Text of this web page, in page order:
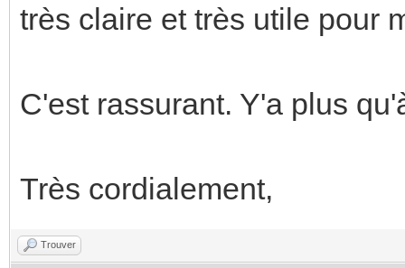
très claire et très utile pour
C'est rassurant. Y'a plus
Très cordialement,
Trouver